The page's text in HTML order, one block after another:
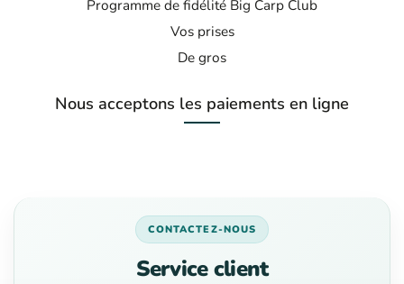
Programme de fidélité Big Carp Club
Vos prises
De gros
Nous acceptons les paiements en ligne
CONTACTEZ-NOUS
Service client